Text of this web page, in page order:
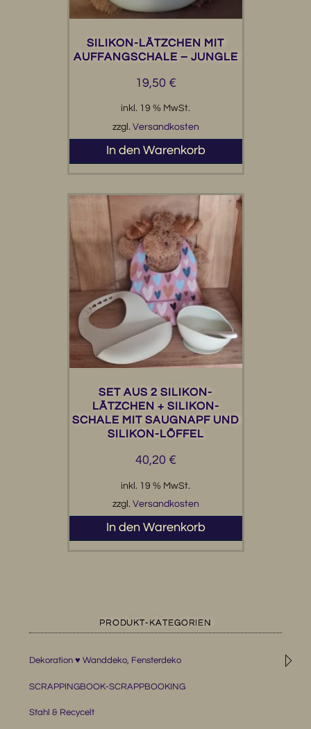
SILIKON-LÄTZCHEN MIT
AUFFANGSCHALE – JUNGLE
19,50 €
inkl. 19 % MwSt.
zzgl. Versandkosten
In den Warenkorb
SET AUS 2 SILIKON-
LÄTZCHEN + SILIKON-
SCHALE MIT SAUGNAPF UND
SILIKON-LÖFFEL
40,20 €
inkl. 19 % MwSt.
zzgl. Versandkosten
In den Warenkorb
PRODUKT-KATEGORIEN
◹
Dekoration ♥ Wanddeko, Fensterdeko
SCRAPPINGBOOK-SCRAPPBOOKING
Stahl & Recycelt